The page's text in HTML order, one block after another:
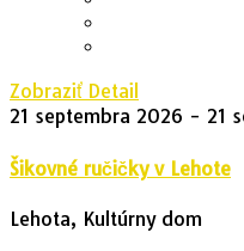
Zobraziť Detail
21 septembra 2026 - 21
Šikovné ručičky v Lehote
Lehota, Kultúrny dom